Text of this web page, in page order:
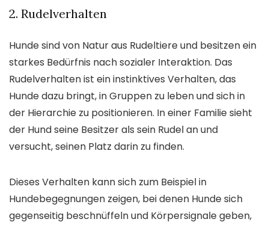
2. Rudelverhalten
Hunde sind von Natur aus Rudeltiere und besitzen ein
starkes Bedürfnis nach sozialer Interaktion. Das
Rudelverhalten ist ein instinktives Verhalten, das
Hunde dazu bringt, in Gruppen zu leben und sich in
der Hierarchie zu positionieren. In einer Familie sieht
der Hund seine Besitzer als sein Rudel an und
versucht, seinen Platz darin zu finden.
Dieses Verhalten kann sich zum Beispiel in
Hundebegegnungen zeigen, bei denen Hunde sich
gegenseitig beschnüffeln und Körpersignale geben,